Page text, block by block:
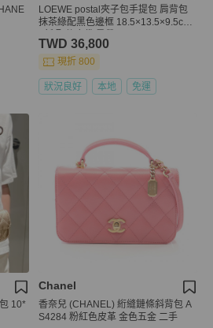
LOEWE postal夾子包手提包 肩背包
抹茶綠配黑色邊框 18.5×13.5×9.5cm
TWD 36,800
現折 800
狀況良好 本地 免運
10*
Chanel
香奈兒 (CHANEL) 絎縫鏈條斜背包 A
S4284 粉紅色皮革 金色五金 二手